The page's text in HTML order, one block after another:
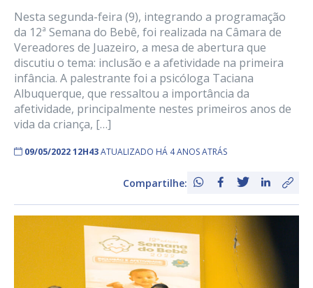
Nesta segunda-feira (9), integrando a programação
da 12ª Semana do Bebê, foi realizada na Câmara de
Vereadores de Juazeiro, a mesa de abertura que
discutiu o tema: inclusão e a afetividade na primeira
infância. A palestrante foi a psicóloga Taciana
Albuquerque, que ressaltou a importância da
afetividade, principalmente nestes primeiros anos de
vida da criança, […]
09/05/2022 12H43ATUALIZADO HÁ 4 ANOS ATRÁS
Compartilhe: